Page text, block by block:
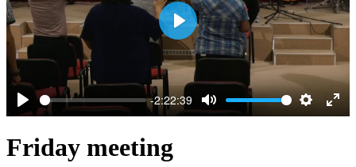
Play
-2:22:39
Mute Settings
Play
Friday meeting